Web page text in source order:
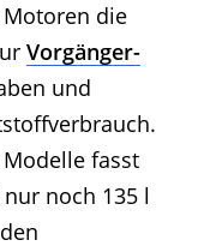
die
Vorgänger-
und
fasst
noch 135 l